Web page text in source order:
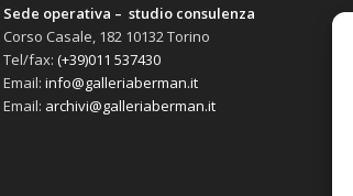
Sede operativa – studio consulenza
Corso Casale, 182 10132 Torino
Tel/fax:(+39)011 537430
Email:info@galleriaberman.it
Email: archivi@galleriaberman.it